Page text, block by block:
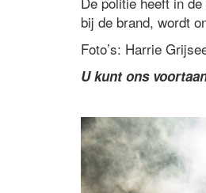
bij de brand, wordt
Foto’s: Harrie
U kunt ons